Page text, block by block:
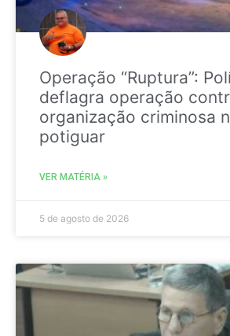
Operação “Ruptura”:
deflagra operação
organização criminosa
potiguar
VER MATÉRIA »
5 de agosto de 2026